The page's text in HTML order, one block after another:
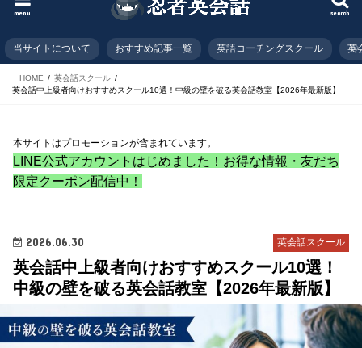
search
menu
当サイトについて おすすめ記事一覧 英語コーチングスクール 英
HOME
英会話スクール
英会話中上級者向けおすすめスクール10選！中級の壁を破る英会話教室【2026年最新版】
本サイトはプロモーションが含まれています。
LINE公式アカウントはじめました！お得な情報・友だち
限定クーポン配信中！
英会話スクール
2026.06.30
英会話中上級者向けおすすめスクール10選！
中級の壁を破る英会話教室【2026年最新版】